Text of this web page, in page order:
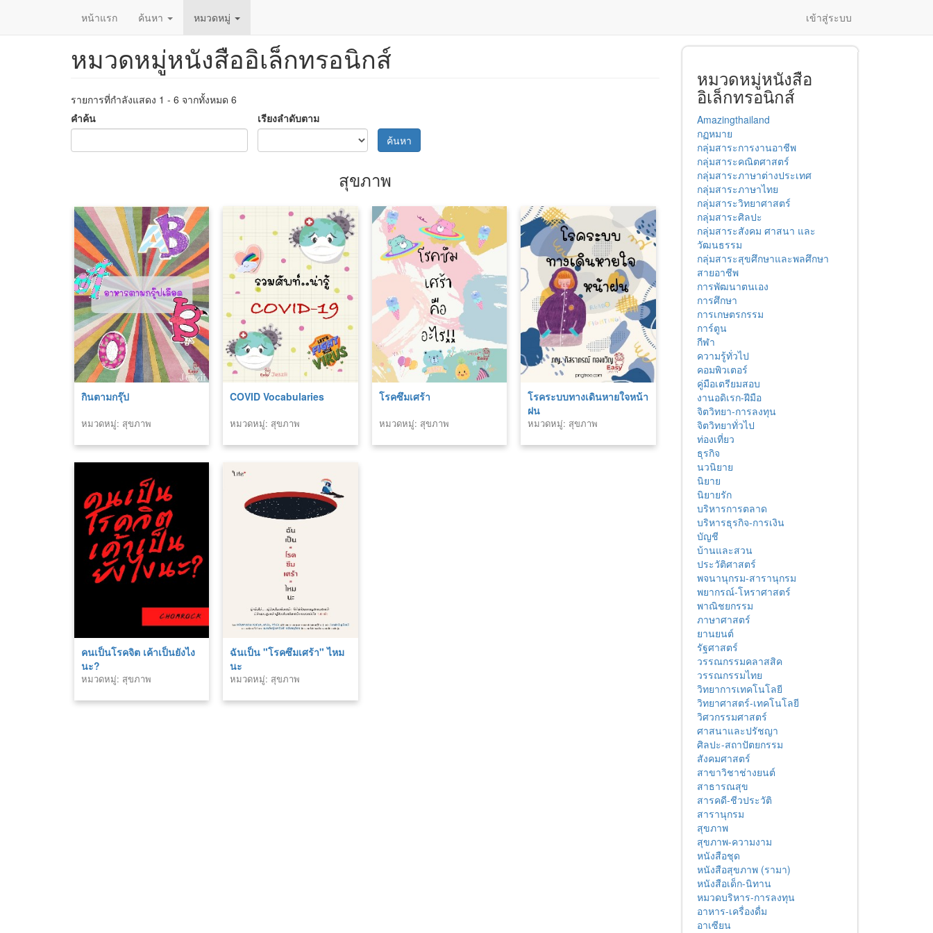
หน้าแรก ค้นหา หมวดหมู่ เข้าสู่ระบบ
หมวดหมู่หนังสืออิเล็กทรอนิกส์
รายการที่กำลังแสดง 1 - 6 จากทั้งหมด 6
คำค้น
เรียงลำดับตาม
ค้นหา
สุขภาพ
กินตามกรุ๊ป
หมวดหมู่: สุขภาพ
COVID Vocabularies
หมวดหมู่: สุขภาพ
โรคซึมเศร้า
หมวดหมู่: สุขภาพ
โรคระบบทางเดินหายใจหน้า
ฝน
หมวดหมู่: สุขภาพ
คนเป็นโรคจิต เค้าเป็นยังไง
นะ?
หมวดหมู่: สุขภาพ
ฉันเป็น "โรคซึมเศร้า" ไหม
นะ
หมวดหมู่: สุขภาพ
หมวดหมู่หนังสือ
อิเล็กทรอนิกส์
Amazingthailand
กฏหมาย
กลุ่มสาระการงานอาชีพ
กลุ่มสาระคณิตศาสตร์
กลุ่มสาระภาษาต่างประเทศ
กลุ่มสาระภาษาไทย
กลุ่มสาระวิทยาศาสตร์
กลุ่มสาระศิลปะ
กลุ่มสาระสังคม ศาสนา และ
วัฒนธรรม
กลุ่มสาระสุขศึกษาและพลศึกษา
สายอาชีพ
การพัฒนาตนเอง
การศึกษา
การเกษตรกรรม
การ์ตูน
กีฬา
ความรู้ทั่วไป
คอมพิวเตอร์
คู่มือเตรียมสอบ
งานอดิเรก-ฝีมือ
จิตวิทยา-การลงทุน
จิตวิทยาทั่วไป
ท่องเที่ยว
ธุรกิจ
นวนิยาย
นิยาย
นิยายรัก
บริหารการตลาด
บริหารธุรกิจ-การเงิน
บัญชี
บ้านและสวน
ประวัติศาสตร์
พจนานุกรม-สารานุกรม
พยากรณ์-โหราศาสตร์
พาณิชยกรรม
ภาษาศาสตร์
ยานยนต์
รัฐศาสตร์
วรรณกรรมคลาสสิค
วรรณกรรมไทย
วิทยาการเทคโนโลยี
วิทยาศาสตร์-เทคโนโลยี
วิศวกรรมศาสตร์
ศาสนาและปรัชญา
ศิลปะ-สถาปัตยกรรม
สังคมศาสตร์
สาขาวิชาช่างยนต์
สาธารณสุข
สารคดี-ชีวประวัติ
สารานุกรม
สุขภาพ
สุขภาพ-ความงาม
หนังสือชุด
หนังสือสุขภาพ (รามา)
หนังสือเด็ก-นิทาน
หมวดบริหาร-การลงทุน
อาหาร-เครื่องดื่ม
อาเซียน